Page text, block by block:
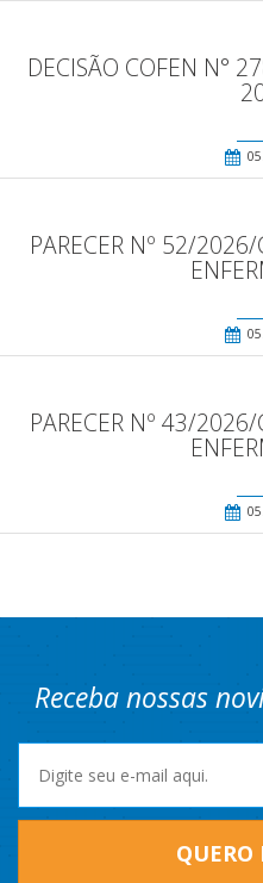
DECISÃO COFEN N°
PARECER Nº 52/
PARECER Nº 43/
Receba nossas
QUERO